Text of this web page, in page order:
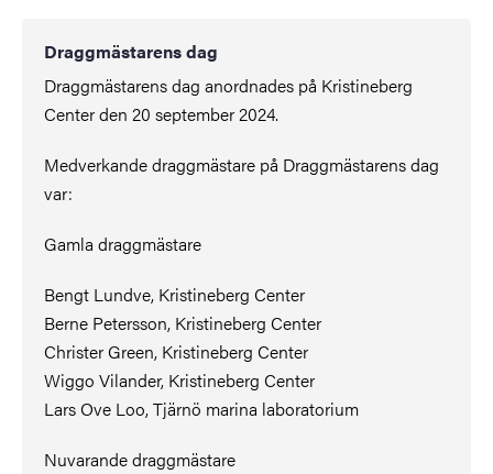
Draggmästarens dag
Draggmästarens dag anordnades på Kristineberg
Center den 20 september 2024.
Medverkande draggmästare på Draggmästarens dag
var:
Gamla draggmästare
Bengt Lundve, Kristineberg Center
Berne Petersson, Kristineberg Center
Christer Green, Kristineberg Center
Wiggo Vilander, Kristineberg Center
Lars Ove Loo, Tjärnö marina laboratorium
Nuvarande draggmästare